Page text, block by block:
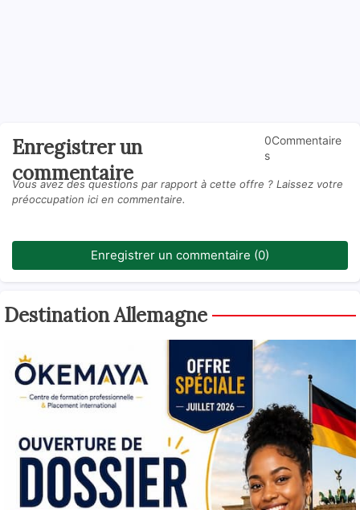
Enregistrer un
commentaire
0Commentaire
s
Vous avez des questions par rapport à cette offre ? Laissez votre
préoccupation ici en commentaire.
Enregistrer un commentaire (0)
Destination Allemagne